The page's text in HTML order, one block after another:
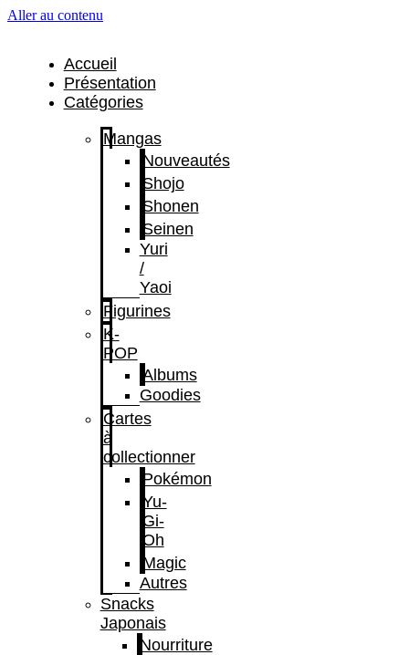
Aller au contenu
Accueil
Présentation
Catégories
Mangas
Nouveautés
Shojo
Shonen
Seinen
Yuri
/
Yaoi
Figurines
K-
POP
Albums
Goodies
Cartes
à
collectionner
Pokémon
Yu-
Gi-
Oh
Magic
Autres
Snacks
Japonais
Nourriture